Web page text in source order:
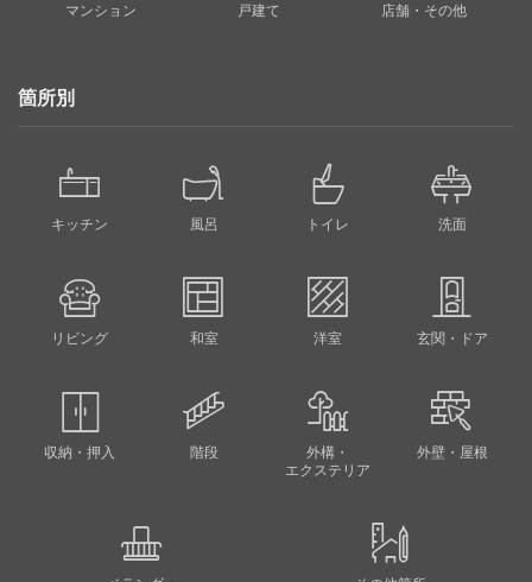
マンション 戸建て 店舗・その他
箇所別
キッチン 風呂 トイレ 洗面
リビング 和室 洋室 玄関・ドア
収納・押入 階段
外構・
エクステリア
外壁・屋根